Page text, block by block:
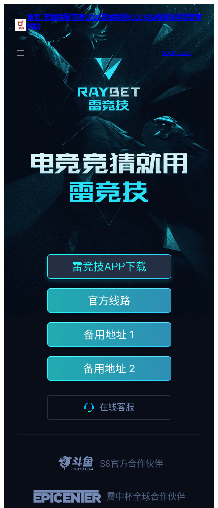
首页–英雄联盟竞猜-2025英雄联盟(LOL)S15预测冠军赛赛事
网站
BOOK SEAT